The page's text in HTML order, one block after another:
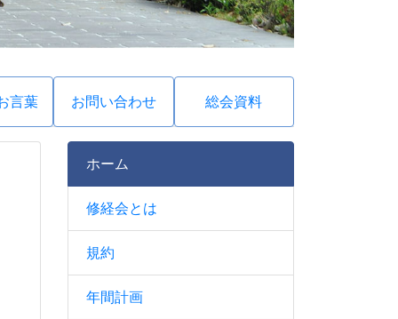
言葉 お問い合わせ 総会資料
ホーム
修経会とは
規約
年間計画